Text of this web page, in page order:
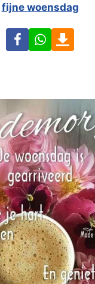
fijne woensdag
FacebookWhatsApp